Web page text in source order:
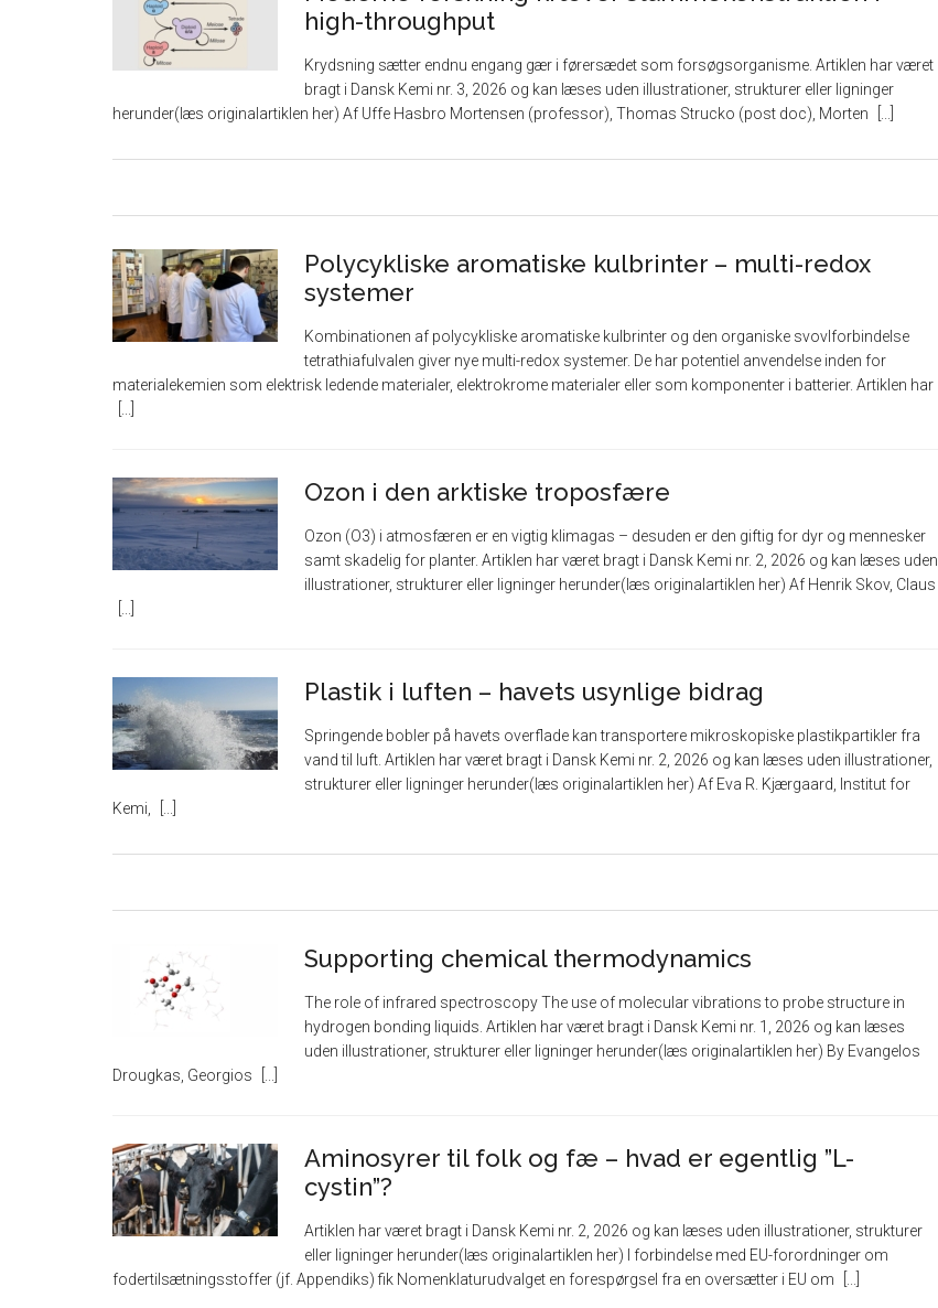
high-throughput
Krydsning sætter endnu engang gær i førersædet som forsøgsorganisme. Artiklen har været
bragt i Dansk Kemi nr. 3, 2026 og kan læses uden illustrationer, strukturer eller ligninger
herunder(læs originalartiklen her) Af Uffe Hasbro Mortensen (professor), Thomas Strucko (post doc), Morten
Polycykliske aromatiske kulbrinter – multi-redox
systemer
Kombinationen af polycykliske aromatiske kulbrinter og den organiske svovlforbindelse
tetrathiafulvalen giver nye multi-redox systemer. De har potentiel anvendelse inden for
materialekemien som elektrisk ledende materialer, elektrokrome materialer eller som komponenter i batterier. Artiklen har
Ozon i den arktiske troposfære
Ozon (O3) i atmosfæren er en vigtig klimagas – desuden er den giftig for dyr og mennesker
samt skadelig for planter. Artiklen har været bragt i Dansk Kemi nr. 2, 2026 og kan læses uden
illustrationer, strukturer eller ligninger herunder(læs originalartiklen her) Af Henrik Skov, Claus
Plastik i luften – havets usynlige bidrag
Springende bobler på havets overflade kan transportere mikroskopiske plastikpartikler fra
vand til luft. Artiklen har været bragt i Dansk Kemi nr. 2, 2026 og kan læses uden illustrationer,
strukturer eller ligninger herunder(læs originalartiklen her) Af Eva R. Kjærgaard, Institut for
Kemi,
Supporting chemical thermodynamics
The role of infrared spectroscopy The use of molecular vibrations to probe structure in
hydrogen bonding liquids. Artiklen har været bragt i Dansk Kemi nr. 1, 2026 og kan læses
uden illustrationer, strukturer eller ligninger herunder(læs originalartiklen her) By Evangelos
Drougkas, Georgios
Aminosyrer til folk og fæ – hvad er egentlig ”L-
cystin”?
Artiklen har været bragt i Dansk Kemi nr. 2, 2026 og kan læses uden illustrationer, strukturer
eller ligninger herunder(læs originalartiklen her) I forbindelse med EU-forordninger om
fodertilsætningsstoffer (jf. Appendiks) fik Nomenklaturudvalget en forespørgsel fra en oversætter i EU om